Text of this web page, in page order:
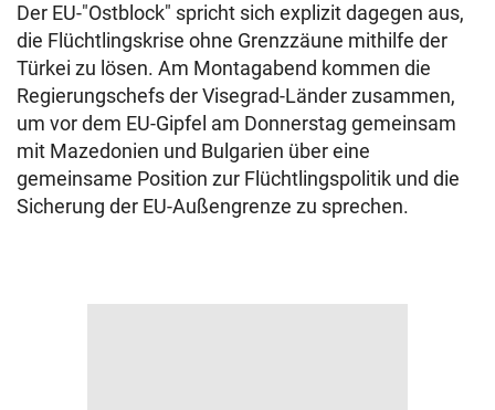
Der EU-"Ostblock" spricht sich explizit dagegen aus,
die Flüchtlingskrise ohne Grenzzäune mithilfe der
Türkei zu lösen. Am Montagabend kommen die
Regierungschefs der Visegrad-Länder zusammen,
um vor dem EU-Gipfel am Donnerstag gemeinsam
mit Mazedonien und Bulgarien über eine
gemeinsame Position zur Flüchtlingspolitik und die
Sicherung der EU-Außengrenze zu sprechen.